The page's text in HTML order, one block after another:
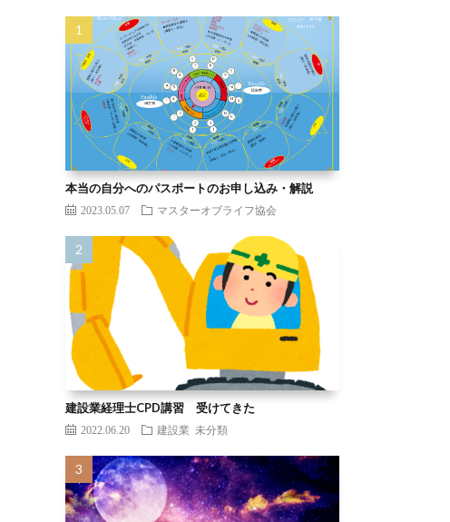
本当の自分へのパスポートのお申し込み・解説
2023.05.07 マスターオブライフ協会
建設業経理士CPD講習 受けてきた
2022.06.20 建設業 未分類